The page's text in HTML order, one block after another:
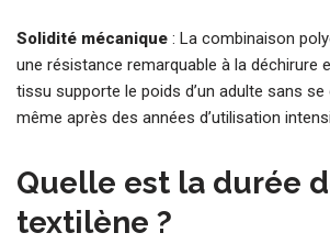
Solidité mécanique : La combinaison
une résistance remarquable à la déchirure
tissu supporte le poids d’un adulte sans
même après des années d’utilisation
Quelle est la durée
textilène ?